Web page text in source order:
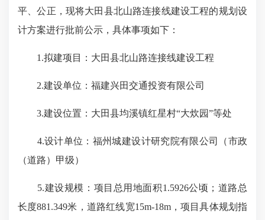
平、公正，现将大田县北山路连接线建设工程的规划设
计方案进行批前公示，具体事项如下：
1.拟建项目：大田县北山路连接线建设工程
2.建设单位：福建兴田交通投资有限公司
3.建设位置：大田县均溪镇红星村“大炊园”等处
4.设计单位：福州城建设计研究院有限公司（市政
（道路）甲级）
5.建设规模：项目总用地面积1.5926公顷；道路总
长度881.349米，道路红线宽15m-18m，项目具体规划指